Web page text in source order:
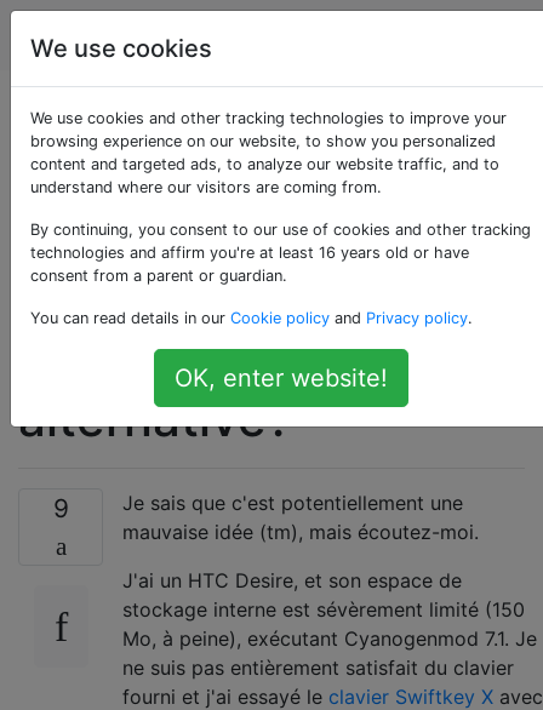
Android
Puis-je supprimer le
«clavier Android» en
toute sécurité si j'ai
installé une
application de clavier
alternative?
9
Je sais que c'est potentiellement une
mauvaise idée (tm), mais écoutez-moi.
J'ai un HTC Desire, et son espace de
stockage interne est sévèrement limité (150
Mo, à peine), exécutant Cyanogenmod 7.1. Je
ne suis pas entièrement satisfait du clavier
fourni et j'ai essayé le clavier Swiftkey X avec
We use cookies
We use cookies and other tracking technologies to improve your
browsing experience on our website, to show you personalized
content and targeted ads, to analyze our website traffic, and to
understand where our visitors are coming from.
By continuing, you consent to our use of cookies and other tracking
technologies and affirm you're at least 16 years old or have
consent from a parent or guardian.
You can read details in our Cookie policy and Privacy policy.
OK, enter website!